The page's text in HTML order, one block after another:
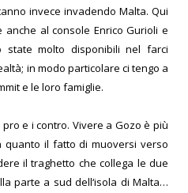
invece invadendo Malta. Qui
al console Enrico Gurioli e
state molto disponibili nel farci
in modo particolare ci tengo a
e le loro famiglie.
e i contro. Vivere a Gozo è più
quanto il fattodi muoversi verso
il traghetto che collega le due
parte a sud dell‘isola di Malta…